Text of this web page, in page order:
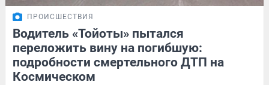
ПРОИСШЕСТВИЯ
Водитель «Тойоты» пытался
переложить вину на погибшую:
подробности смертельного ДТП на
Космическом